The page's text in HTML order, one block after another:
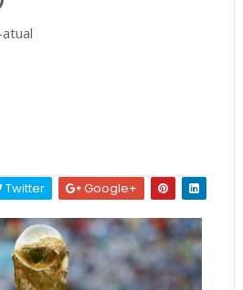
Twitter Google+